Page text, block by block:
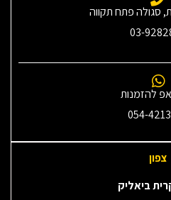
סגולה פתח תקווה
03-
להזמנות
054-
צפון
ביאליק